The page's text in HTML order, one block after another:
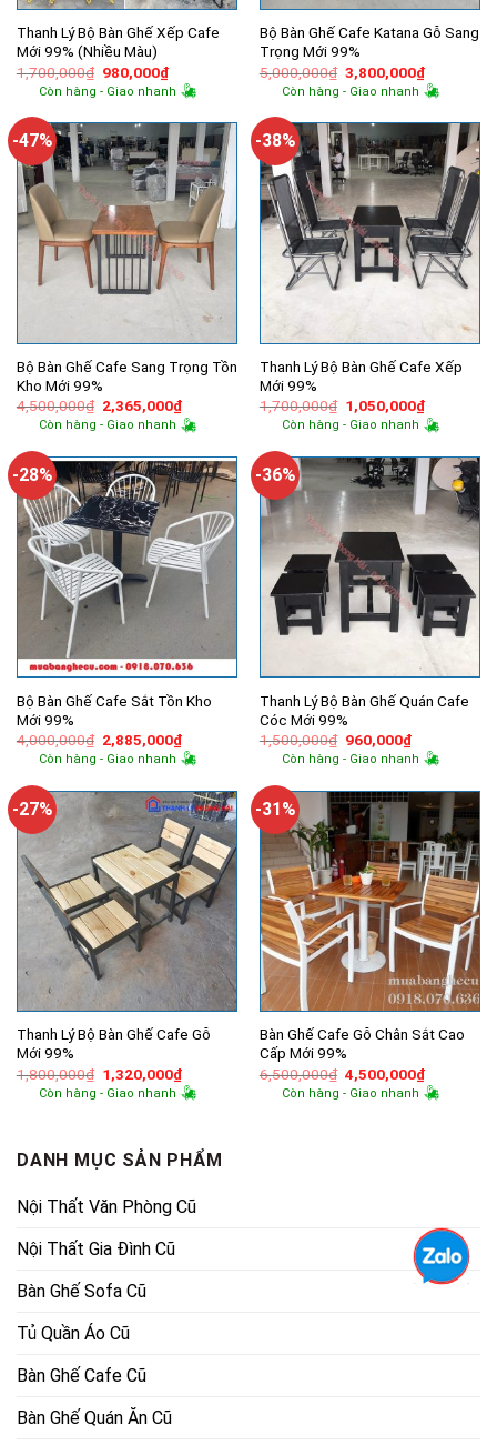
Thanh Lý Bộ Bàn Ghế Xếp Cafe
Mới 99% (Nhiều Màu)
1,700,000₫ Giá
gốc
là:
980,000₫Giá
hiện
tại
980,000₫.
Còn hàng - Giao nhanh
Bộ Bàn Ghế Cafe Katana Gỗ Sang
Trọng Mới 99%
5,000,000₫ Giá
gốc
là:
3,800,000₫Giá
hiện
tại
Còn hàng - Giao nhanh
-47%
Bộ Bàn Ghế Cafe Sang Trọng Tồn
Kho Mới 99%
4,500,000₫ Giá
gốc
là:
2,365,000₫Giá
hiện
tại
2,365,000₫.
Còn hàng - Giao nhanh
-38%
Thanh Lý Bộ Bàn Ghế Cafe Xếp
Mới 99%
1,700,000₫ Giá
gốc
là:
1,050,000₫Giá
hiện
tại
Còn hàng - Giao nhanh
-28%
Bộ Bàn Ghế Cafe Sắt Tồn Kho
Mới 99%
4,000,000₫ Giá
gốc
là:
2,885,000₫Giá
hiện
tại
2,885,000₫.
Còn hàng - Giao nhanh
-36%
Thanh Lý Bộ Bàn Ghế Quán Cafe
Cóc Mới 99%
1,500,000₫ Giá
gốc
là:
960,000₫Giá
hiện
tại
960,000₫.
Còn hàng - Giao nhanh
-27%
Thanh Lý Bộ Bàn Ghế Cafe Gỗ
Mới 99%
1,800,000₫ Giá
gốc
là:
1,320,000₫Giá
hiện
tại
Còn hàng - Giao nhanh
-31%
Bàn Ghế Cafe Gỗ Chân Sắt Cao
Cấp Mới 99%
6,500,000₫ Giá
gốc
là:
4,500,000₫Giá
hiện
tại
Còn hàng - Giao nhanh
DANH MỤC SẢN PHẨM
Nội Thất Văn Phòng Cũ
Nội Thất Gia Đình Cũ
Bàn Ghế Sofa Cũ
Tủ Quần Áo Cũ
Bàn Ghế Cafe Cũ
Bàn Ghế Quán Ăn Cũ